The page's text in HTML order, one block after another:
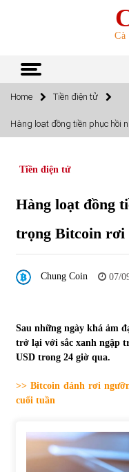
TOP
Top 10
15/
Top 10
Tự
Bất ổn từ
Home Tiền điện tử
Hàng loạt đồng tiền phục hồi
Tiền điện tử
Hàng loạt đồng
trọng Bitcoin rơi
Chung Coin 07/
Sau những ngày khá ảm
trở lại với sắc xanh ngập
USD trong 24 giờ qua.
>> Bitcoin đánh rơi
cuối tuần